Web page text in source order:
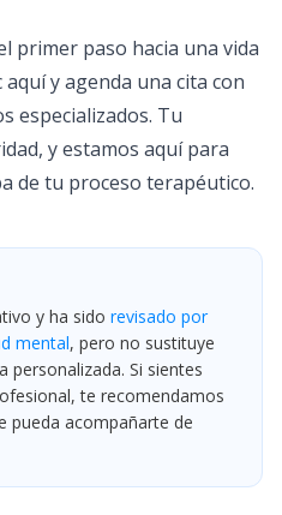
primer paso hacia una vida
aquíy agenda una cita con
especializados. Tu
y estamos aquí para
de tu proceso terapéutico.
y ha sido revisado por
mental, pero no sustituye
personalizada. Si sientes
te recomendamos
pueda acompañarte de